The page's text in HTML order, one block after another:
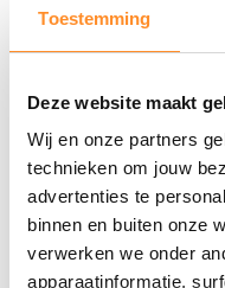
Toestemming
Deze website maakt
Wij en onze partners
technieken om jouw
advertenties te
binnen en buiten onze
verwerken we onder
apparaatinformatie,